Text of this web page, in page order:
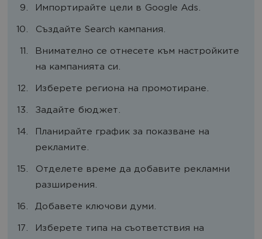
Импортирайте цели в Google Ads.
Създайте Search кампания.
Внимателно се отнесете към настройките
на кампанията си.
Изберете региона на промотиране.
Задайте бюджет.
Планирайте график за показване на
рекламите.
Отделете време да добавите рекламни
разширения.
Добавете ключови думи.
Изберете типа на съответствия на